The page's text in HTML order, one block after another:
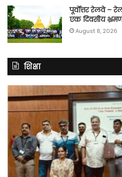
पूर्वाेत्तर रेलवे –
एक दिवसीय
August 8, 2026
शिक्षा